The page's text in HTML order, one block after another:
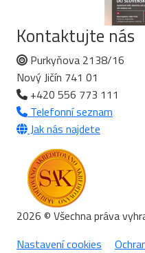
Kontaktujte nás
Purkyňova 2138/16
Nový Jičín 741 01
+420 556 773 111
Telefonní seznam
Jak nás najdete
2026 © Všechna práva
Nastavení cookies